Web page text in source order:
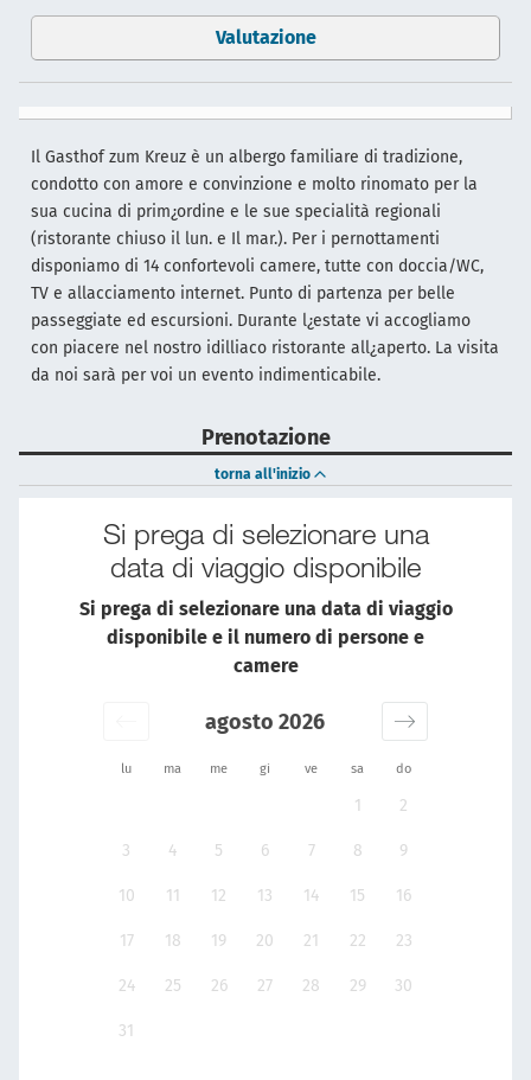
Valutazione
Il Gasthof zum Kreuz è un albergo familiare di tradizione,
condotto con amore e convinzione e molto rinomato per la
sua cucina di prim¿ordine e le sue specialità regionali
(ristorante chiuso il lun. e Il mar.). Per i pernottamenti
disponiamo di 14 confortevoli camere, tutte con doccia/WC,
TV e allacciamento internet. Punto di partenza per belle
passeggiate ed escursioni. Durante l¿estate vi accogliamo
con piacere nel nostro idilliaco ristorante all¿aperto. La visita
da noi sarà per voi un evento indimenticabile.
Prenotazione
torna all'inizio
Si prega di selezionare una
data di viaggio disponibile
Si prega di selezionare una data di viaggio
disponibile e il numero di persone e
camere
lu ma me gi ve sa do
agosto 2026
1 2
3 4 5 6 7 8 9
10 11 12 13 14 15 16
17 18 19 20 21 22 23
24 25 26 27 28 29 30
31